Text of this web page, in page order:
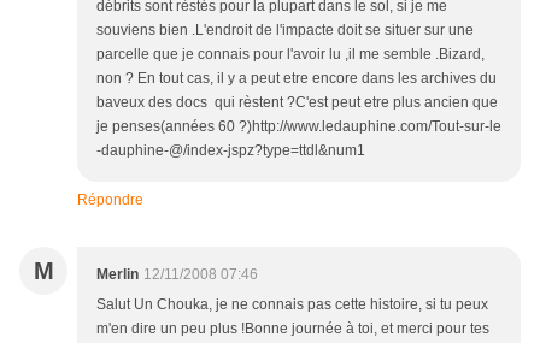
débrits sont rèstés pour la plupart dans le sol, si je me
souviens bien .L'endroit de l'impacte doit se situer sur une
parcelle que je connais pour l'avoir lu ,il me semble .Bizard,
non ? En tout cas, il y a peut etre encore dans les archives du
baveux des docs qui rèstent ?C'est peut etre plus ancien que
je penses(années 60 ?)http://www.ledauphine.com/Tout-sur-le
-dauphine-@/index-jspz?type=ttdl&num1
Répondre
M Merlin 12/11/2008 07:46
Salut Un Chouka, je ne connais pas cette histoire, si tu peux
m'en dire un peu plus !Bonne journée à toi, et merci pour tes